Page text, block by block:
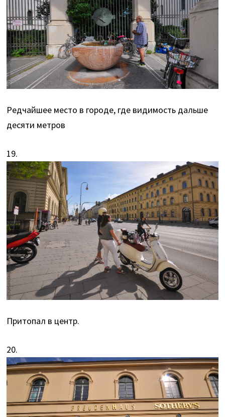
Редчайшее место в городе, где видимость дальше
десяти метров
19.
Притопал в центр.
20.